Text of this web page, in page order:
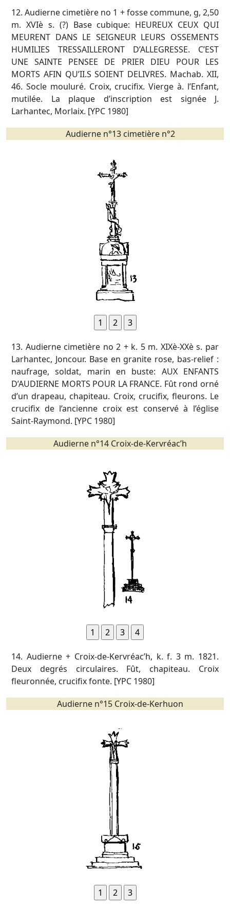
12. Audierne cimetière no 1 + fosse commune, g, 2,50
m. XVIè s. (?) Base cubique: HEUREUX CEUX QUI
MEURENT DANS LE SEIGNEUR LEURS OSSEMENTS
HUMILIES TRESSAILLERONT D’ALLEGRESSE. C’EST
UNE SAINTE PENSEE DE PRIER DIEU POUR LES
MORTS AFIN QU’II.S SOIENT DELIVRES. Machab. XII,
46. Socle mouluré. Croix, crucifix. Vierge à. l’Enfant,
mutilée. La plaque d’inscription est signée J.
Larhantec, Morlaix. [YPC 1980]
Audierne n°13 cimetière n°2
13. Audierne cimetière no 2 + k. 5 m. XIXè-XXè s. par
Larhantec, Joncour. Base en granite rose, bas-relief :
naufrage, soldat, marin en buste: AUX ENFANTS
D’AUDIERNE MORTS POUR LA FRANCE. Fût rond orné
d’un drapeau, chapiteau. Croix, crucifix, fleurons. Le
crucifix de l’ancienne croix est conservé à l’église
Saint-Raymond. [YPC 1980]
Audierne n°14 Croix-de-Kervréac’h
14. Audierne + Croix-de-Kervréac’h, k. f. 3 m. 1821.
Deux degrés circulaires. Fût, chapiteau. Croix
fleuronnée, crucifix fonte. [YPC 1980]
Audierne n°15 Croix-de-Kerhuon